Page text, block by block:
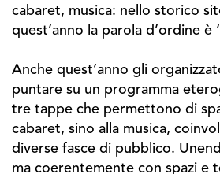
cabaret, musica: nello storico
quest’anno la parola d’ordine è
Anche quest’anno gli
puntare su un programma
tre tappe che permettono di
cabaret, sino alla musica,
diverse fasce di pubblico.
ma coerentemente con spazi e